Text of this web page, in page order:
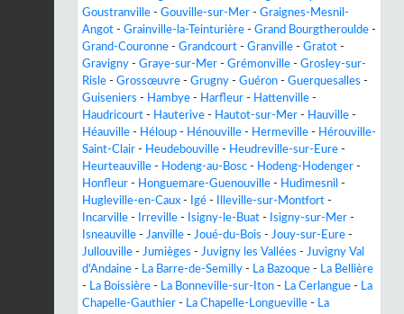
Goustranville - Gouville-sur-Mer - Graignes-Mesnil-
Angot - Grainville-la-Teinturière - Grand Bourgtheroulde -
Grand-Couronne - Grandcourt - Granville - Gratot -
Gravigny - Graye-sur-Mer - Grémonville - Grosley-sur-
Risle - Grossœuvre - Grugny - Guéron - Guerquesalles -
Guiseniers - Hambye - Harfleur - Hattenville -
Haudricourt - Hauterive - Hautot-sur-Mer - Hauville -
Héauville - Héloup - Hénouville - Hermeville - Hérouville-
Saint-Clair - Heudebouville - Heudreville-sur-Eure -
Heurteauville - Hodeng-au-Bosc - Hodeng-Hodenger -
Honfleur - Honguemare-Guenouville - Hudimesnil -
Hugleville-en-Caux - Igé - Illeville-sur-Montfort -
Incarville - Irreville - Isigny-le-Buat - Isigny-sur-Mer -
Isneauville - Janville - Joué-du-Bois - Jouy-sur-Eure -
Jullouville - Jumièges - Juvigny les Vallées - Juvigny Val
d'Andaine - La Barre-de-Semilly - La Bazoque - La Bellière
- La Boissière - La Bonneville-sur-Iton - La Cerlangue - La
Chapelle-Gauthier - La Chapelle-Longueville - La